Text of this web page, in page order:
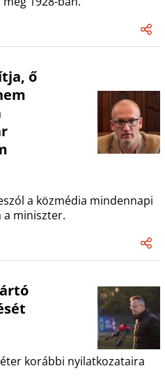
ő
a közmédia mindennapi
a miniszter.
korábbi nyilatkozataira